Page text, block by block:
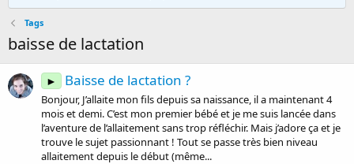
Tags
baisse de lactation
► Baisse de lactation ?
Bonjour, J’allaite mon fils depuis sa naissance, il a maintenant 4
mois et demi. C’est mon premier bébé et je me suis lancée dans
l’aventure de l’allaitement sans trop réfléchir. Mais j’adore ça et je
trouve le sujet passionnant ! Tout se passe très bien niveau
allaitement depuis le début (même...